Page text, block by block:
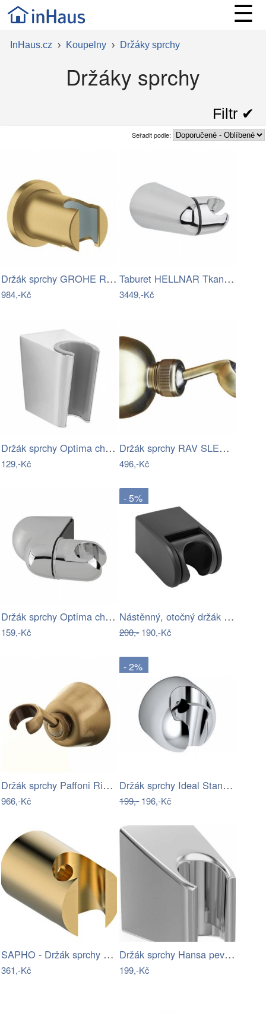
☰
InHaus.cz › Koupelny › Držáky sprchy
Držáky sprchy
Filtr ✔︎
Seřadit podle:
Držák sprchy GROHE Rainshower neutral…
984,-Kč
Taburet HELLNAR Tkanina Šedá
3449,-Kč
Držák sprchy Optima chrom SIKOBSDPP41
129,-Kč
Držák sprchy RAV SLEZÁK otočný stará…
496,-Kč
Držák sprchy Optima chrom OPB035
159,-Kč
- 5%
Nástěnný, otočný držák sprchy, černý…
200,-190,-Kč
Držák sprchy Paffoni Ricordi bronz…
966,-Kč
- 2%
Držák sprchy Ideal Standard Idealrain…
199,-196,-Kč
SAPHO - Držák sprchy kulatý, pevný,…
361,-Kč
Držák sprchy Hansa pevný chrom 44450100
199,-Kč